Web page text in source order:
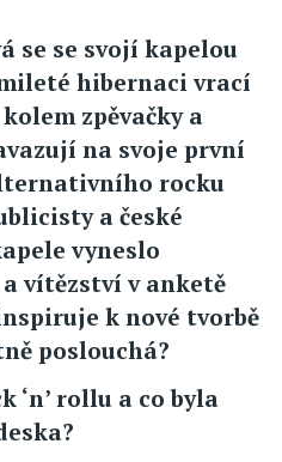
se se svojí kapelou
hibernaci vrací
zpěvačky a
na svoje první
rocku
a české
vyneslo
vítězství v anketě
k nové tvorbě
poslouchá?
‘n’ rollu a co byla